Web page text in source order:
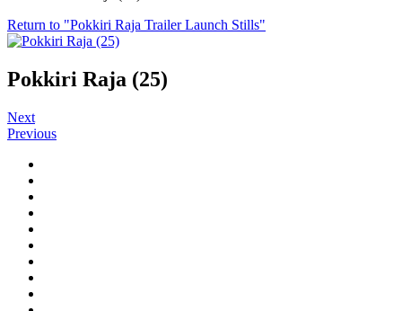
Return to "Pokkiri Raja Trailer Launch Stills"
Pokkiri Raja (25)
Next
Previous